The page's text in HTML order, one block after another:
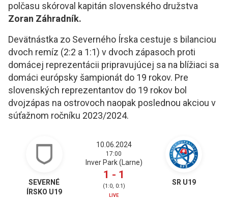
polčasu skóroval kapitán slovenského družstva
Zoran Záhradník.
Devätnástka zo Severného Írska cestuje s bilanciou
dvoch remíz (2:2 a 1:1) v dvoch zápasoch proti
domácej reprezentácii pripravujúcej sa na blížiaci sa
domáci európsky šampionát do 19 rokov. Pre
slovenských reprezentantov do 19 rokov bol
dvojzápas na ostrovoch naopak poslednou akciou v
súťažnom ročníku 2023/2024.
SEVERNÉ
ÍRSKO U19
10.06.2024
17:00
Inver Park (Larne)
1 - 1
(1:0, 0:1)
LIVE
SR U19